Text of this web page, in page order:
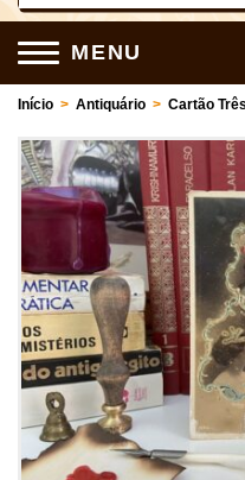
MENU
Início > Antiquário > Cartão